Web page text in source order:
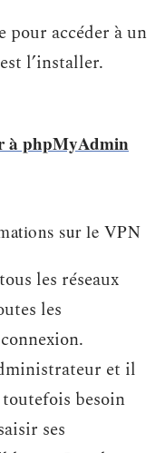
pour accéder à un
l’installer.
à phpMyAdmin
sur le VPN
les réseaux
les
et il
besoin
ses